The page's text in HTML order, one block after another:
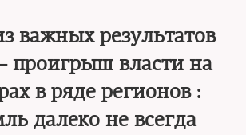
важных результатов
проигрыш власти на
в ряде регионов :
далеко не всегда